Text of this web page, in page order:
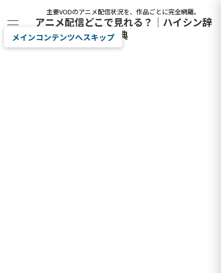
主要VODのアニメ配信状況を、作品ごとに完全網羅。
アニメ配信どこで見れる？｜ハイシン辞
典
メインコンテンツへスキップ